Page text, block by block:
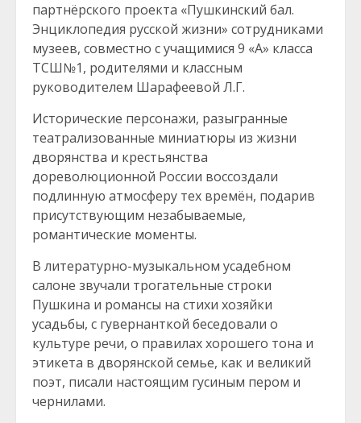
партнёрского проекта «Пушкинский бал.
Энциклопедия русской жизни» сотрудниками
музеев, совместно с учащимися 9 «А» класса
ТСШ№1, родителями и классным
руководителем Шарафеевой Л.Г.
Исторические персонажи, разыгранные
театрализованные миниатюры из жизни
дворянства и крестьянства
дореволюционной России воссоздали
подлинную атмосферу тех времён, подарив
присутствующим незабываемые,
романтические моменты.
В литературно-музыкальном усадебном
салоне звучали трогательные строки
Пушкина и романсы на стихи хозяйки
усадьбы, с гувернанткой беседовали о
культуре речи, о правилах хорошего тона и
этикета в дворянской семье, как и великий
поэт, писали настоящим гусиным пером и
чернилами.